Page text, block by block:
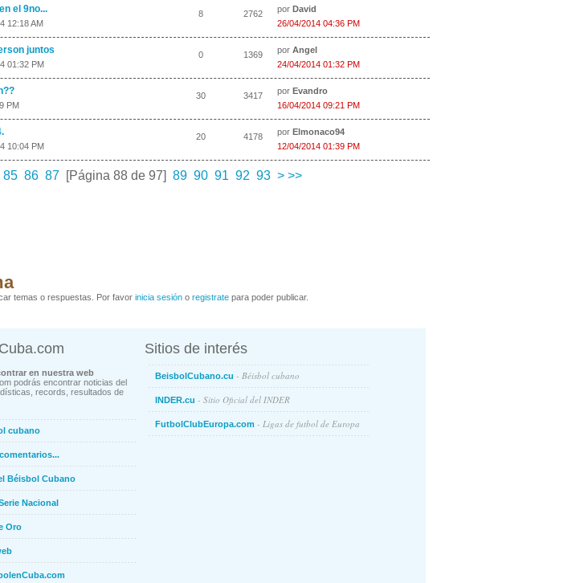
el 9no...
12:18 AM
8 2762 por David
26/04/2014 04:36 PM
juntos
01:32 PM
0 1369 por Angel
24/04/2014 01:32 PM
PM
30 3417 por Evandro
16/04/2014 09:21 PM
10:04 PM
20 4178 por Elmonaco94
12/04/2014 01:39 PM
85 86 87 [Página 88 de 97] 89 90 91 92 93 >>>
temas o respuestas. Por favor inicia sesión o registrate para poder publicar.
en nuestra web
podrás encontrar noticias del
records, resultados de
cubano
Béisbol Cubano
Nacional
Oro
Sitios de interés
BeisbolCubano.cu - Béisbol cubano
INDER.cu - Sitio Oficial del INDER
FutbolClubEuropa.com - Ligas de futbol de Europa